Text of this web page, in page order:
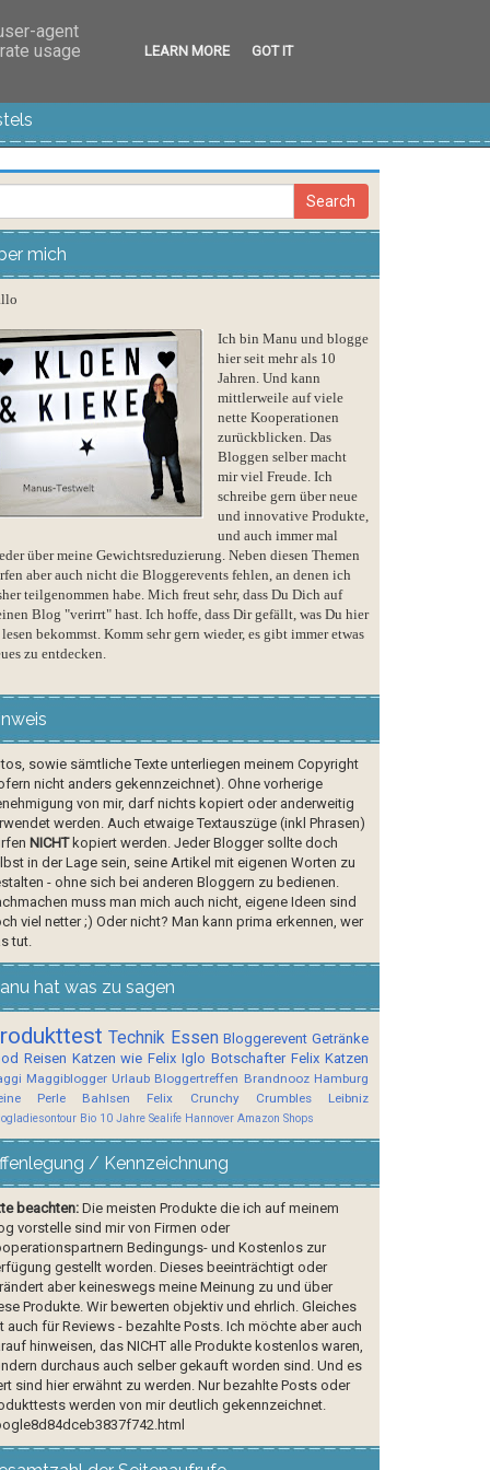
mich
Ich bin Manu und blogge
hier seit mehr als 10
Jahren. Und kann
mittlerweile auf viele
nette Kooperationen
zurückblicken. Das
Bloggen selber macht
mir viel Freude. Ich
schreibe gern über neue
und innovative Produkte,
und auch immer mal
über meine Gewichtsreduzierung. Neben diesen Themen
aber auch nicht die Bloggerevents fehlen, an denen ich
teilgenommen habe. Mich freut sehr, dass Du Dich auf
Blog "verirrt" hast. Ich hoffe, dass Dir gefällt, was Du hier
bekommst. Komm sehr gern wieder, es gibt immer etwas
zu entdecken.
sowie sämtliche Texte unterliegen meinem Copyright
nicht anders gekennzeichnet). Ohne vorherige
von mir, darf nichts kopiert oder anderweitig
werden. Auch etwaige Textauszüge (inkl Phrasen)
NICHTkopiert werden. Jeder Blogger sollte doch
in der Lage sein, seine Artikel mit eigenen Worten zu
- ohne sich bei anderen Bloggern zu bedienen.
muss man mich auch nicht, eigene Ideen sind
viel netter ;) Oder nicht? Man kann prima erkennen, wer
tut.
hat was zu sagen
Technik Essen Bloggerevent Getränke
Reisen Katzen wie Felix Iglo Botschafter Felix Katzen
Maggiblogger Urlaub Bloggertreffen Brandnooz Hamburg
Perle
Bahlsen Felix Crunchy Crumbles Leibniz
Bio 10 Jahre Sealife Hannover Amazon Shops
/ Kennzeichnung
beachten:Die meisten Produkte die ich auf meinem
vorstelle sind mir von Firmen oder
Bedingungs- und Kostenlos zur
gestellt worden. Dieses beeinträchtigt oder
aber keineswegs meine Meinung zu und über
Produkte. Wir bewerten objektiv und ehrlich. Gleiches
auch für Reviews - bezahlte Posts. Ich möchte aber auch
hinweisen, das NICHT alle Produkte kostenlos waren,
durchaus auch selber gekauft worden sind. Und es
sind hier erwähnt zu werden. Nur bezahlte Posts oder
werden von mir deutlich gekennzeichnet.
agent
usage
LEARN MORE GOT IT